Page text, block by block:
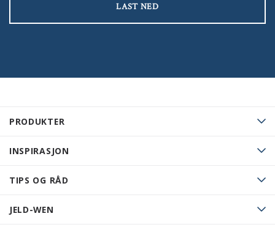
PRODUKTER
INSPIRASJON
TIPS OG RÅD
JELD-WEN
LAST NED